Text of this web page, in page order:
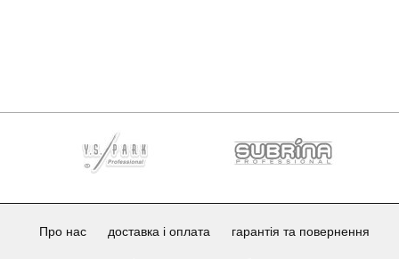
Про нас доставка і оплата гарантія та повернення